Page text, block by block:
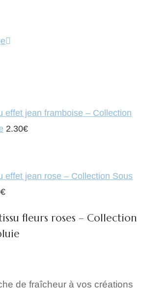
effet jean framboise – Collection
2.30€
effet jean rose – Collection Sous
€
fleurs roses – Collection
de fraîcheur à vos créations